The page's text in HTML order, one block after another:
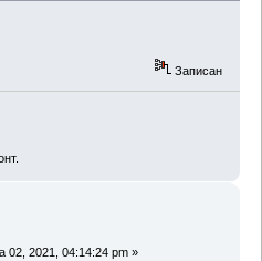
Записан
02, 2021, 04:14:24 pm »